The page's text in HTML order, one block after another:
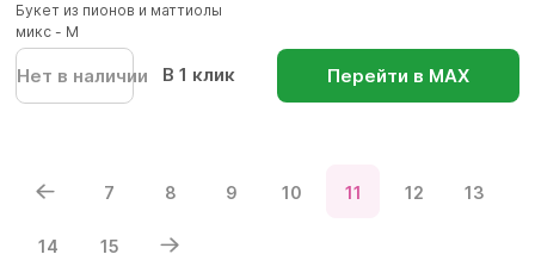
Букет из пионов и маттиолы
микс - M
Нет в наличии В 1 клик Перейти в МАХ
7 8 9 10 11 12 13
14 15